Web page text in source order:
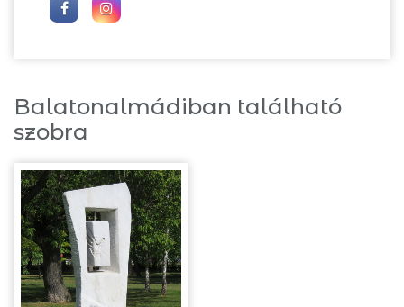
Balatonalmádiban található
szobra